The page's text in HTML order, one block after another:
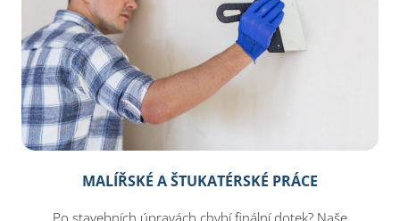
MALÍŘSKÉ A ŠTUKATÉRSKÉ PRÁCE